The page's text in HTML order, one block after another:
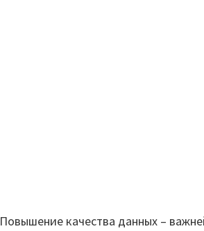
Повышение качества данных –